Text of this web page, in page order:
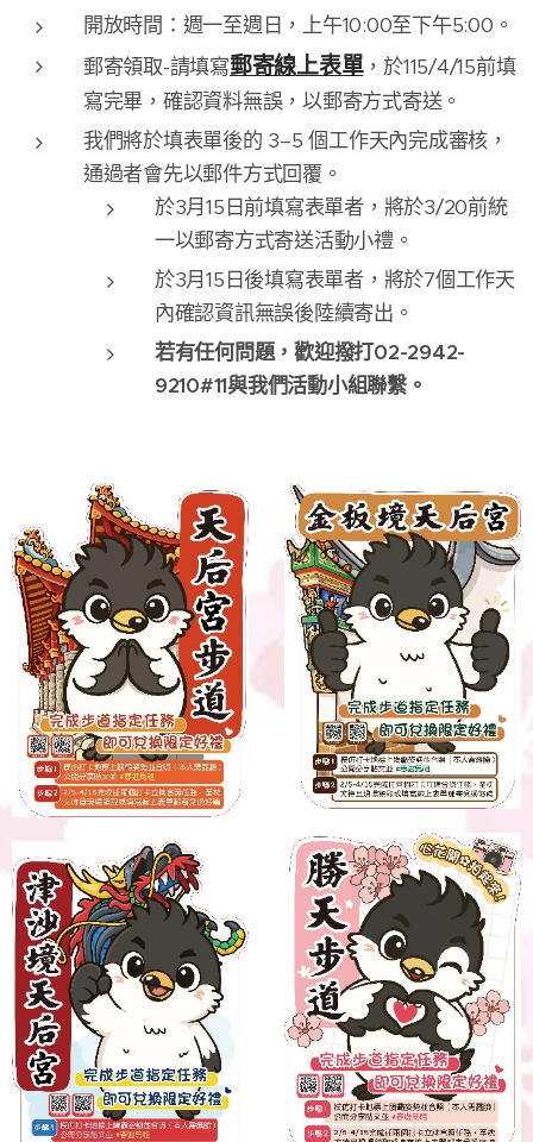
開放時間：週一至週日，上午10:00至下午5:00。
郵寄領取-請填寫郵寄線上表單，於115/4/15前填
寫完畢，確認資料無誤，以郵寄方式寄送。
我們將於填表單後的 3–5 個工作天內完成審核，
通過者會先以郵件方式回覆。
於3月15日前填寫表單者，將於3/20前統
一以郵寄方式寄送活動小禮。
於3月15日後填寫表單者，將於7個工作天
內確認資訊無誤後陸續寄出。
若有任何問題，歡迎撥打02-2942-
9210#11與我們活動小組聯繫。